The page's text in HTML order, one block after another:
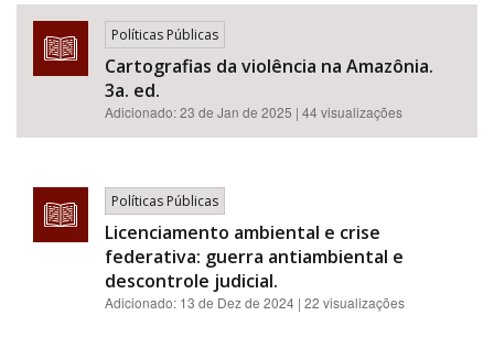
Políticas Públicas
Cartografias da violência na Amazônia.
3a. ed.
Adicionado:23 de Jan de 2025 | 44 visualizações
Políticas Públicas
Licenciamento ambiental e crise
federativa: guerra antiambiental e
descontrole judicial.
Adicionado: 13 de Dez de 2024 | 22 visualizações